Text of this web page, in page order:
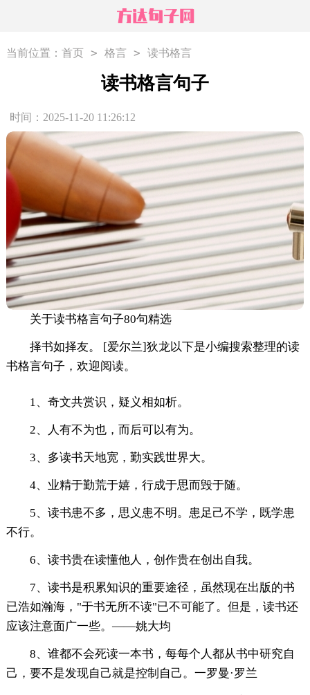
当前位置： 首页 > 格言 > 读书格言
读书格言句子
时间：2025-11-20 11:26:12
关于读书格言句子80句精选
择书如择友。 [爱尔兰]狄龙以下是小编搜索整理的读
书格言句子，欢迎阅读。
1、奇文共赏识，疑义相如析。
2、人有不为也，而后可以有为。
3、多读书天地宽，勤实践世界大。
4、业精于勤荒于嬉，行成于思而毁于随。
5、读书患不多，思义患不明。患足己不学，既学患
不行。
6、读书贵在读懂他人，创作贵在创出自我。
7、读书是积累知识的重要途径，虽然现在出版的书
已浩如瀚海，"于书无所不读"已不可能了。但是，读书还
应该注意面广一些。——姚大均
8、谁都不会死读一本书，每每个人都从书中研究自
己，要不是发现自己就是控制自己。一罗曼·罗兰